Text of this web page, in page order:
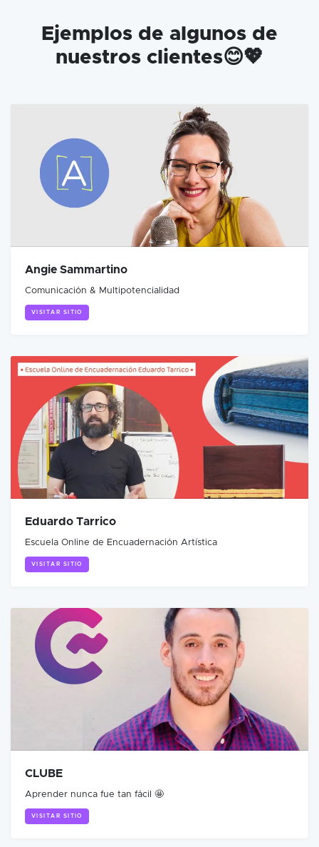
Ejemplos de algunos de
nuestros clientes😊💖
Angie Sammartino
Comunicación & Multipotencialidad
VISITAR SITIO
Eduardo Tarrico
Escuela Online de Encuadernación Artística
VISITAR SITIO
CLUBE
Aprender nunca fue tan fácil 🤩
VISITAR SITIO